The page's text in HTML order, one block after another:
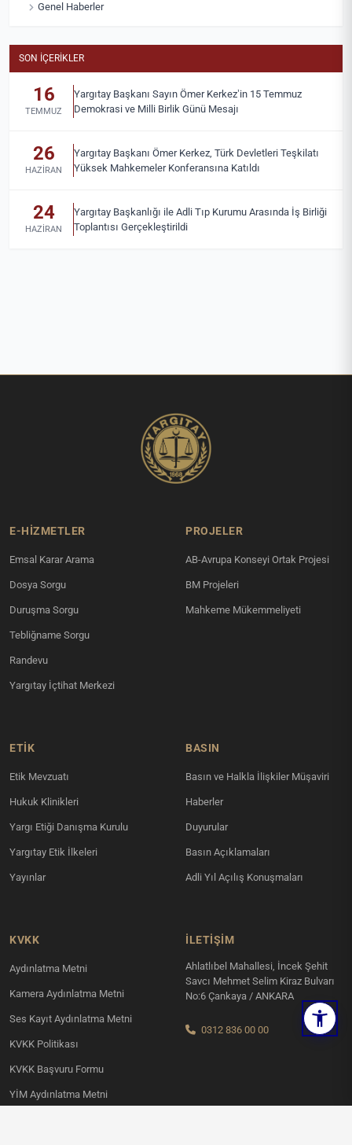
Genel Haberler
SON İÇERIKLER
16
TEMMUZ
Yargıtay Başkanı Sayın Ömer Kerkez’in 15 Temmuz
Demokrasi ve Milli Birlik Günü Mesajı
26
HAZIRAN
Yargıtay Başkanı Ömer Kerkez, Türk Devletleri Teşkilatı
Yüksek Mahkemeler Konferansına Katıldı
24
HAZIRAN
Yargıtay Başkanlığı ile Adli Tıp Kurumu Arasında İş Birliği
Toplantısı Gerçekleştirildi
E-HİZMETLER
Emsal Karar Arama
Dosya Sorgu
Duruşma Sorgu
Tebliğname Sorgu
Randevu
Yargıtay İçtihat Merkezi
PROJELER
AB-Avrupa Konseyi Ortak Projesi
BM Projeleri
Mahkeme Mükemmeliyeti
ETİK
Etik Mevzuatı
Hukuk Klinikleri
Yargı Etiği Danışma Kurulu
Yargıtay Etik İlkeleri
Yayınlar
BASIN
Basın ve Halkla İlişkiler Müşaviri
Haberler
Duyurular
Basın Açıklamaları
Adli Yıl Açılış Konuşmaları
KVKK
Aydınlatma Metni
Kamera Aydınlatma Metni
Ses Kayıt Aydınlatma Metni
KVKK Politikası
KVKK Başvuru Formu
YİM Aydınlatma Metni
İLETIŞIM
Ahlatlıbel Mahallesi, İncek Şehit
Savcı Mehmet Selim Kiraz Bulvarı
No:6 Çankaya / ANKARA
0312 836 00 00